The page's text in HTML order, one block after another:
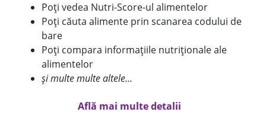
Poți vedea Nutri-Score-ul alimentelor
Poți căuta alimente prin scanarea codului de
bare
Poți compara informațiile nutriționale ale
alimentelor
și multe multe altele...
Află mai multe detalii